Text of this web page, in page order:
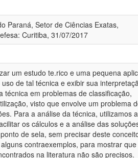
Paraná, Setor de Ciências Exatas,
Curitiba, 31/07/2017
um estudo te.rico e uma pequena
de tal técnica e exibir sua
em problemas de classificação,
visto que envolve um problema
Para a análise da técnica, utilizamos a
os cálculos e a análise das
de sela, sem precisar deste
contraexemplos, para mostrar que
na literatura não são precisos.